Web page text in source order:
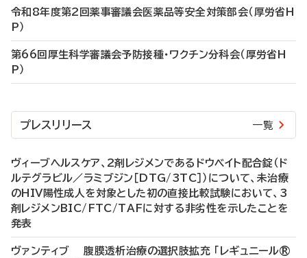
令和8年度第2回薬事審議会医薬品等安全対策部会（厚労省H
P）
第66回厚生科学審議会予防接種・ワクチン分科会（厚労省H
P）
プレスリリース 一覧
ヴィーブヘルスケア、2剤レジメンであるドウベイト配合錠（ド
ルテグラビル／ラミブジン［DTG/3TC］）について、未治療
のHIV陽性成人を対象とした初の直接比較試験において、3
剤レジメンBIC/FTC/TAFに対する非劣性を示したことを
発表
ヴァンティブ 腹膜透析治療の選択肢拡充 「レギュニール®